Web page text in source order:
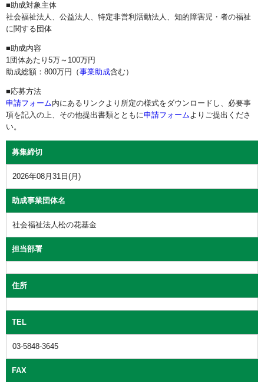
■助成対象主体
社会福祉法人、公益法人、特定非営利活動法人、知的障害児・者の福祉
に関する団体
■助成内容
1団体あたり5万～100万円
助成総額：800万円（事業助成含む）
■応募方法
申請フォーム内にあるリンクより所定の様式をダウンロードし、必要事
項を記入の上、その他提出書類とともに申請フォームよりご提出くださ
い。
募集締切
2026年08月31日(月)
助成事業団体名
社会福祉法人松の花基金
担当部署
住所
TEL
03-5848-3645
FAX